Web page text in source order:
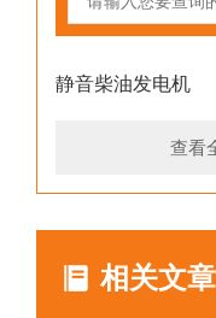
静音柴油发电机
查看
相关文章